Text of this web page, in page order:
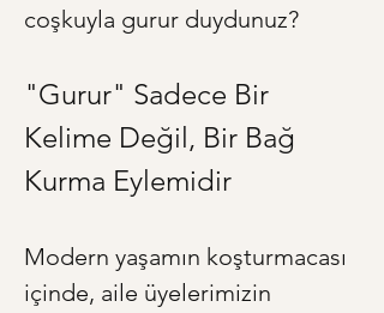
coşkuyla gurur duydunuz?
"Gurur" Sadece Bir
Kelime Değil, Bir Bağ
Kurma Eylemidir
Modern yaşamın koşturmacası
içinde, aile üyelerimizin